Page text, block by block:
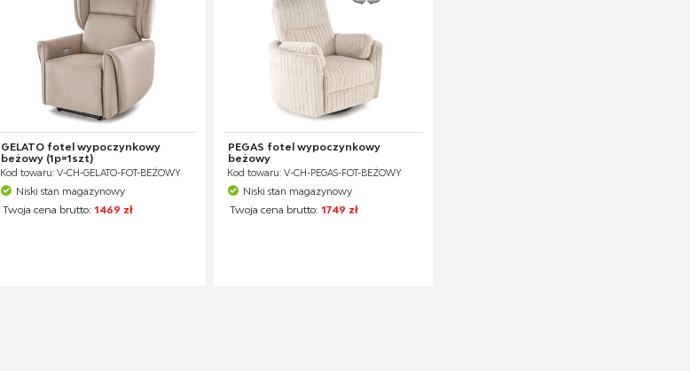
GELATO fotel wypoczynkowy
beżowy (1p=1szt)
Kod towaru: V-CH-GELATO-FOT-BEŻOWY
Niski stan magazynowy
Twoja cena brutto: 1469 zł
PEGAS fotel wypoczynkowy
beżowy
Kod towaru: V-CH-PEGAS-FOT-BEŻOWY
Niski stan magazynowy
Twoja cena brutto: 1749 zł